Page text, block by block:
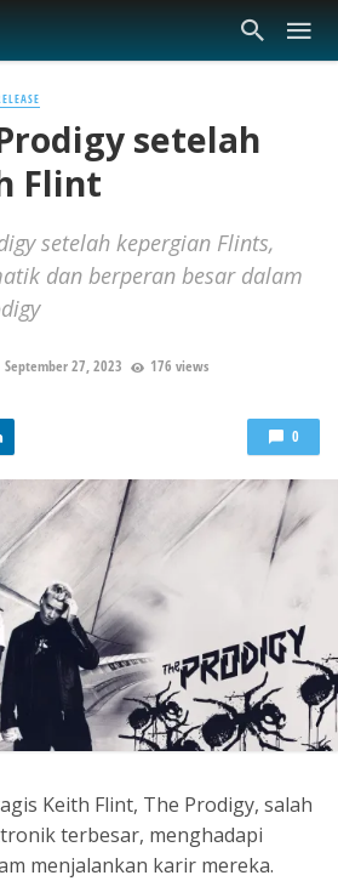
setelah
Flint
setelah kepergian Flints,
dan berperan besar dalam
September 27, 2023 176 views
0
Keith Flint, The Prodigy, salah
terbesar, menghadapi
menjalankan karir mereka.